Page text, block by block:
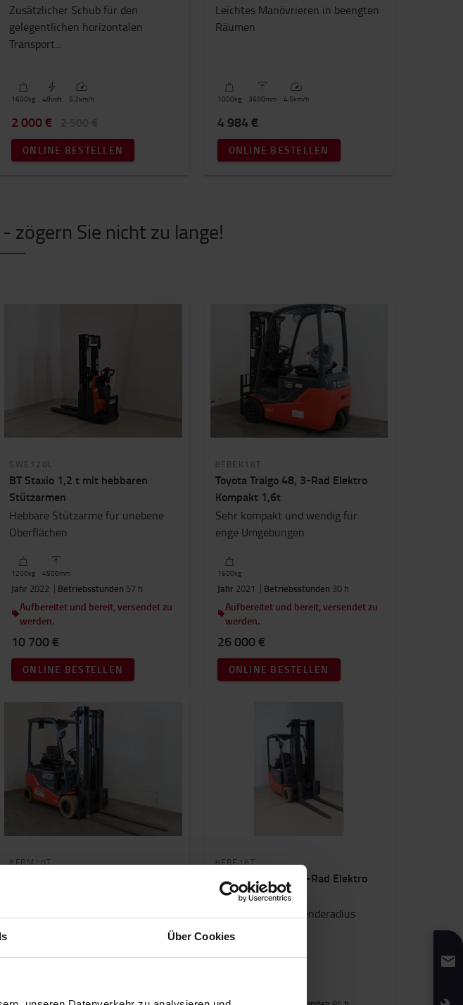
Über Cookies
Zusätzlicher Schub für den
gelegentlichen horizontalen
Transport...
1600kg 48volt 5.2km/h
2 000 €
ONLINE BESTELLEN
Leichtes Manövrieren in beengten
Räumen
1000kg 3600mm 4.5km/h
4 984 €
ONLINE BESTELLEN
zögern Sie nicht zu lange!
SWE120L
BT Staxio 1,2 t mit hebbaren
Stützarmen
Hebbare Stützarme für unebene
Oberflächen
1200kg 4500mm
Jahr 2022 Betriebsstunden 57 h
Aufbereitet und bereit, versendet zu
werden.
10 700 €
ONLINE BESTELLEN
8FBEK16T
Toyota Traigo 48, 3-Rad Elektro
Kompakt 1,6t
Sehr kompakt und wendig für
enge Umgebungen
1600kg
Jahr 2021 Betriebsstunden 30 h
Aufbereitet und bereit, versendet zu
werden.
26 000 €
ONLINE BESTELLEN
8FBM20T
Stabilität; geeignet für intensive...
8FBE16T
Toyota Traigo 48, 3-Rad Elektro
1,6t
Äußerst kleiner Wenderadius